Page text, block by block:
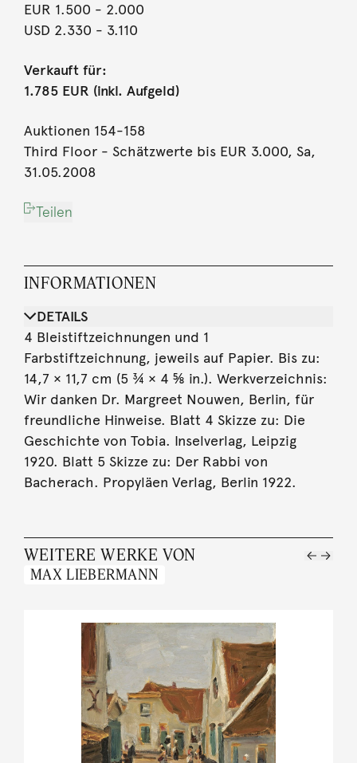
EUR 1.500 - 2.000
USD 2.330 - 3.110
Verkauft für:
1.785 EUR (inkl. Aufgeld)
Auktionen 154-158
Third Floor - Schätzwerte bis EUR 3.000, Sa,
31.05.2008
Teilen
INFORMATIONEN
DETAILS
4 Bleistiftzeichnungen und 1
Farbstiftzeichnung, jeweils auf Papier. Bis zu:
14,7 × 11,7 cm (5 ¾ × 4 ⅝ in.). Werkverzeichnis:
Wir danken Dr. Margreet Nouwen, Berlin, für
freundliche Hinweise. Blatt 4 Skizze zu: Die
Geschichte von Tobia. Inselverlag, Leipzig
1920. Blatt 5 Skizze zu: Der Rabbi von
Bacherach. Propyläen Verlag, Berlin 1922.
WEITERE WERKE VON
MAX LIEBERMANN